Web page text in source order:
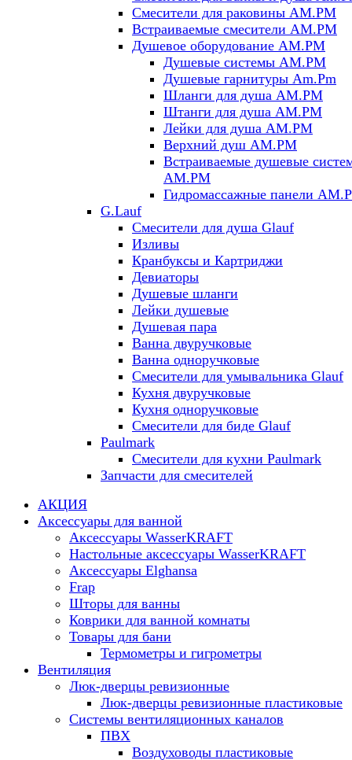
Смесители для раковины AM.PM
Встраиваемые смесители AM.PM
Душевое оборудование AM.PM
Душевые системы AM.PM
Душевые гарнитуры Am.Pm
Шланги для душа AM.PM
Штанги для душа AM.PM
Лейки для душа AM.PM
Верхний душ AM.PM
Встраиваемые душевые
AM.PM
Гидромассажные панели
G.Lauf
Смесители для душа Glauf
Изливы
Кранбуксы и Картриджи
Девиаторы
Душевые шланги
Лейки душевые
Душевая пара
Ванна двуручковые
Ванна одноручковые
Смесители для умывальника Glauf
Кухня двуручковые
Кухня одноручковые
Смесители для биде Glauf
Paulmark
Смесители для кухни Paulmark
Запчасти для смесителей
АКЦИЯ
Аксессуары для ванной
Аксессуары WasserKRAFT
Настольные аксессуары WasserKRAFT
Аксессуары Elghansa
Frap
Шторы для ванны
Коврики для ванной комнаты
Товары для бани
Термометры и гигрометры
Вентиляция
Люк-дверцы ревизионные
Люк-дверцы ревизионные пластиковые
Системы вентиляционных каналов
ПВХ
Воздуховоды пластиковые